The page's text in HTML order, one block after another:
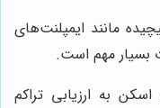
مانند ایمپلنت‌های
مهم است.
به ارزیابی تراکم